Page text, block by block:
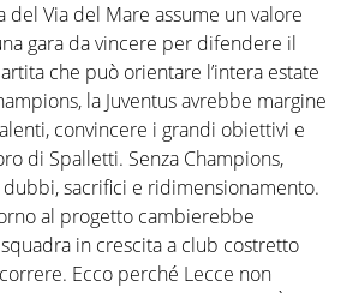
del Via del Mare assume un valore
gara da vincere per difendere il
che può orientare l’intera estate
la Juventus avrebbe margine
convincere i grandi obiettivi e
di Spalletti. Senza Champions,
sacrifici e ridimensionamento.
al progetto cambierebbe
in crescita a club costretto
Ecco perché Lecce non